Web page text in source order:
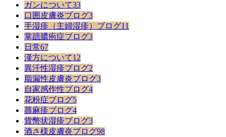
ガンについて33
口囲皮膚炎ブログ3
手湿疹（主婦湿疹）ブログ11
掌蹠膿疱症ブログ3
日常67
漢方について12
異汗性湿疹ブログ2
脂漏性皮膚炎ブログ3
自家感作性ブログ4
花粉症ブログ5
蕁麻疹ブログ4
貨幣状湿疹ブログ3
酒さ様皮膚炎ブログ98